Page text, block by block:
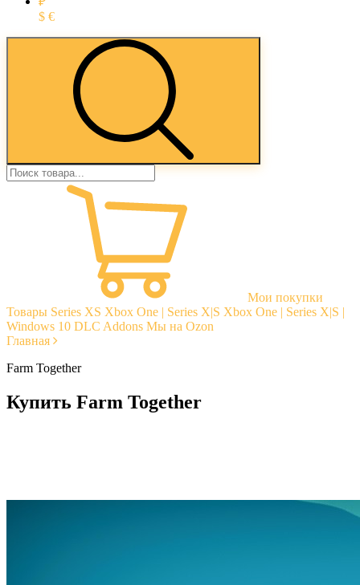
$ €
Мои покупки
Товары Series XS Xbox One | Series X|S Xbox One | Series X|S |
Windows 10 DLC Addons Мы на Ozon
Главная
Farm Together
Купить Farm Together